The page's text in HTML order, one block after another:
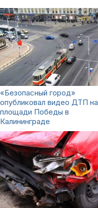
«Безопасный город»
опубликовал видео ДТП на
площади Победы в
Калининграде